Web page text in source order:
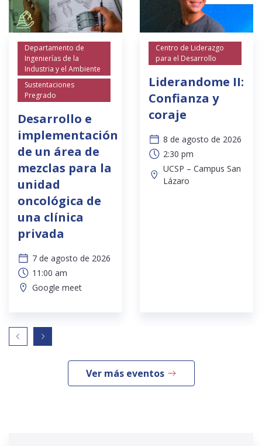
Departamento de
Ingenierías de la
Industria y el Ambiente
Sustentaciones
Pregrado
Desarrollo e
implementación
de un área de
mezclas para la
unidad
oncológica de
una clínica
privada
7 de agosto de 2026
11:00 am
Google meet
Centro de Liderazgo
para el Desarrollo
Liderandome II:
Confianza y
coraje
8 de agosto de 2026
2:30 pm
UCSP – Campus San
Lázaro
Ver más eventos